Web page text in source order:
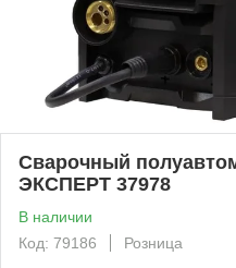
Сварочный
ЭКСПЕРТ 37978
В наличии
Код: 79186
Розница